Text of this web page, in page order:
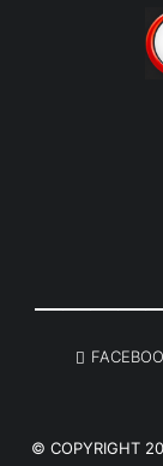
© COPYRIGHT